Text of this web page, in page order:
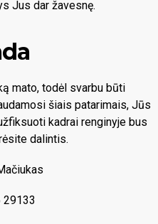
Jus dar žavesnę.
mato, todėl svarbu būti
šiais patarimais, Jūs
kadrai renginyje bus
dalintis.
29133